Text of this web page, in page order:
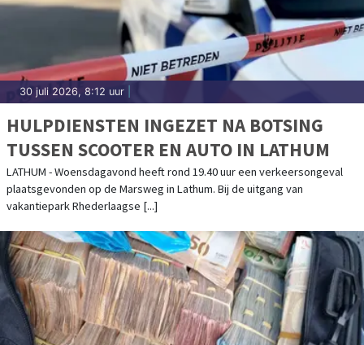
30 juli 2026, 8:12 uur
HULPDIENSTEN INGEZET NA BOTSING
TUSSEN SCOOTER EN AUTO IN LATHUM
LATHUM - Woensdagavond heeft rond 19.40 uur een verkeersongeval
plaatsgevonden op de Marsweg in Lathum. Bij de uitgang van
vakantiepark Rhederlaagse [...]